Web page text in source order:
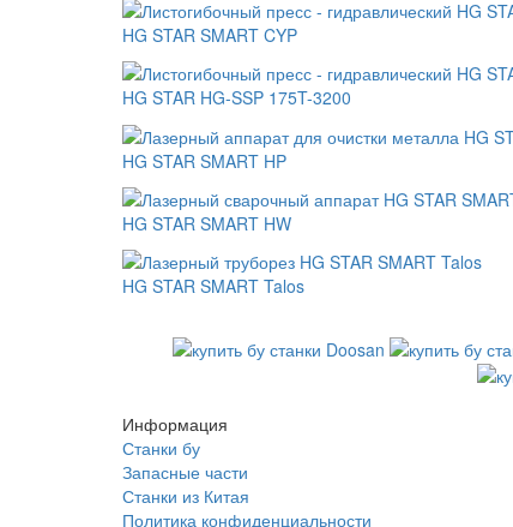
HG STAR SMART CYP
HG STAR HG-SSP 175T-3200
HG STAR SMART HP
HG STAR SMART HW
HG STAR SMART Talos
Информация
Станки бу
Запасные части
Станки из Китая
Политика конфиденциальности